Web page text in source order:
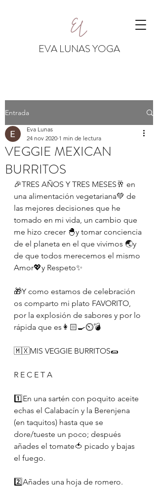
EVA LUNAS YOGA
Entrada
VEGGIE MEXICAN
BURRITOS
Eva Lunas
24 nov 2020 1 min de lectura
🎉TRES AÑOS Y TRES MESES🥂 en
una alimentación vegetariana💚 de
las mejores decisiones que he
tomado en mi vida, un cambio que
me hizo crecer 🐣y tomar conciencia
de el planeta en el que vivimos 🌏y
de que todos merecemos el mismo
Amor💖y Respeto✨
🎁Y como estamos de celebración
os comparto mi plato FAVORITO,
por la explosión de sabores y por lo
rápida que es👩🏻‍🍳⏲💣
🇲🇽MIS VEGGIE BURRITOS🌯
R E C E T A
1️⃣En una sartén con poquito aceite
echas el Calabacín y la Berenjena
(en taquitos) hasta que se
dore/tueste un poco; después
añades el tomate🍅 picado y bajas
el fuego.
2️⃣Añades una hoja de romero.